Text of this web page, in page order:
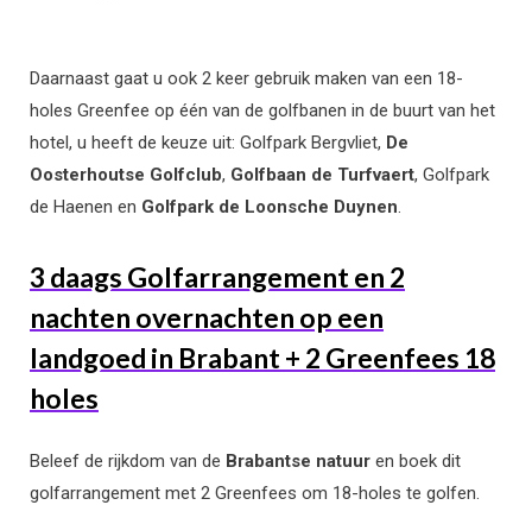
Daarnaast gaat u ook 2 keer gebruik maken van een 18-
holes Greenfee op één van de golfbanen in de buurt van het
hotel, u heeft de keuze uit: Golfpark Bergvliet, De
Oosterhoutse Golfclub, Golfbaan de Turfvaert, Golfpark
de Haenen en Golfpark de Loonsche Duynen.
3 daags Golfarrangement en 2
nachten overnachten op een
landgoed in Brabant + 2 Greenfees 18
holes
Beleef de rijkdom van de Brabantse natuur en boek dit
golfarrangement met 2 Greenfees om 18-holes te golfen.